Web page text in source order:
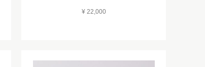
¥ 22,000